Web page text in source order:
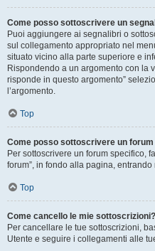
Come posso sottoscrivere un
Puoi aggiungere ai segnalibri o
sul collegamento appropriato nel
situato vicino alla parte superiore e
Rispondendo a un argomento con la
risponde in questo argomento”
l’argomento.
Top
Come posso sottoscrivere un
Per sottoscrivere un forum specifico,
forum”, in fondo alla pagina, entrando
Top
Come cancello le mie sottoscrizioni?
Per cancellare le tue sottoscrizioni,
Utente e seguire i collegamenti alle